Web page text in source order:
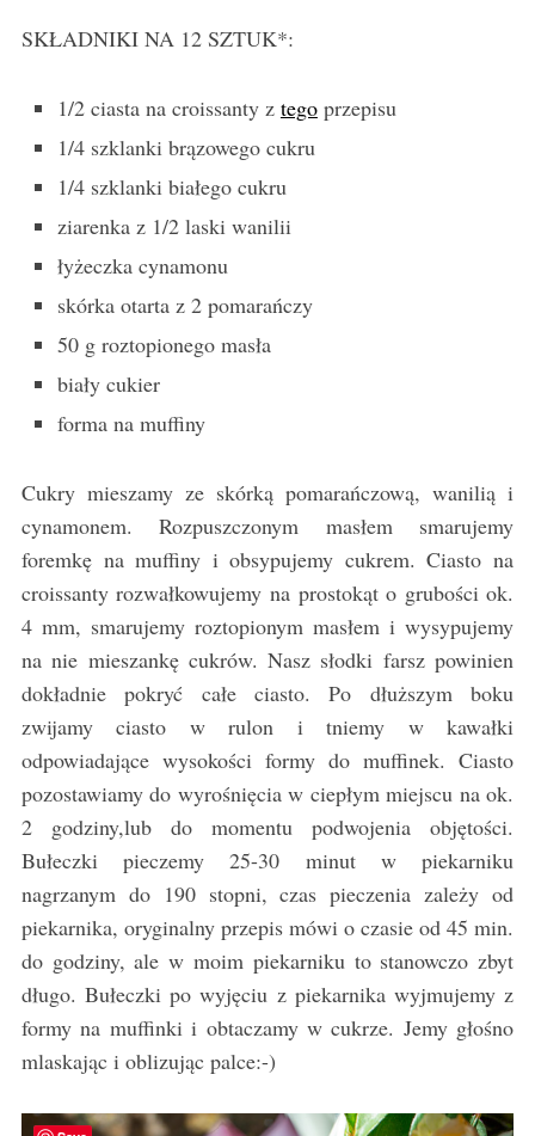
SKŁADNIKI NA 12 SZTUK*:
1/2 ciasta na croissanty z tegoprzepisu
1/4 szklanki brązowego cukru
1/4 szklanki białego cukru
ziarenka z 1/2 laski wanilii
łyżeczka cynamonu
skórka otarta z 2 pomarańczy
50 g roztopionego masła
biały cukier
forma na muffiny
Cukry mieszamy ze skórką pomarańczową, wanilią i
cynamonem. Rozpuszczonym masłem smarujemy
foremkę na muffiny i obsypujemy cukrem. Ciasto na
croissanty rozwałkowujemy na prostokąt o grubości ok.
4 mm, smarujemy roztopionym masłem i wysypujemy
na nie mieszankę cukrów. Nasz słodki farsz powinien
dokładnie pokryć całe ciasto. Po dłuższym boku
zwijamy ciasto w rulon i tniemy w kawałki
odpowiadające wysokości formy do muffinek. Ciasto
pozostawiamy do wyrośnięcia w ciepłym miejscu na ok.
2 godziny,lub do momentu podwojenia objętości.
Bułeczki pieczemy 25-30 minut w piekarniku
nagrzanym do 190 stopni, czas pieczenia zależy od
piekarnika, oryginalny przepis mówi o czasie od 45 min.
do godziny, ale w moim piekarniku to stanowczo zbyt
długo. Bułeczki po wyjęciu z piekarnika wyjmujemy z
formy na muffinki i obtaczamy w cukrze. Jemy głośno
mlaskając i oblizując palce:-)